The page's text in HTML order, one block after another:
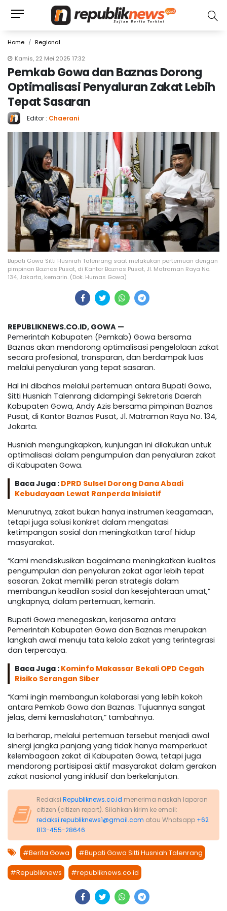
Home
Regional
Kamis, 22 Mei 2025 17:32
Pemkab Gowa dan Baznas Dorong
Optimalisasi Penyaluran Zakat Lebih
Tepat Sasaran
Editor : Chaerani
Bupati Gowa Sitti Husniah Talenrang saat melakukan pertemuan dengan
pimpinan Baznas Pusat, di Kantor Baznas Pusat, Jl. Matraman Raya No.
134, Jakarta, kemarin. (Dok. Humas Gowa)
REPUBLIKNEWS.CO.ID, GOWA —
Pemerintah Kabupaten (Pemkab) Gowa bersama
Baznas akan mendorong optimalisasi pengelolaan zakat
secara profesional, transparan, dan berdampak luas
melalui penyaluran yang tepat sasaran.
Hal ini dibahas melalui pertemuan antara Bupati Gowa,
Sitti Husniah Talenrang didampingi Sekretaris Daerah
Kabupaten Gowa, Andy Azis bersama pimpinan Baznas
Pusat, di Kantor Baznas Pusat, Jl. Matraman Raya No. 134,
Jakarta.
Husniah mengungkapkan, kunjungan ini dilakukan untuk
optimalisasi dalam pengumpulan dan penyaluran zakat
di Kabupaten Gowa.
Baca Juga : DPRD Sulsel Dorong Dana Abadi
Kebudayaan Lewat Ranperda Inisiatif
Menurutnya, zakat bukan hanya instrumen keagamaan,
tetapi juga solusi konkret dalam mengatasi
ketimpangan sosial dan meningkatkan taraf hidup
masyarakat.
“Kami mendiskusikan bagaimana meningkatkan kualitas
pengumpulan dan penyaluran zakat agar lebih tepat
sasaran. Zakat memiliki peran strategis dalam
membangun keadilan sosial dan kesejahteraan umat,”
ungkapnya, dalam pertemuan, kemarin.
Bupati Gowa menegaskan, kerjasama antara
Pemerintah Kabupaten Gowa dan Baznas merupakan
langkah awal menuju tata kelola zakat yang terintegrasi
dan terpercaya.
Baca Juga : Kominfo Makassar Bekali OPD Cegah
Risiko Serangan Siber
“Kami ingin membangun kolaborasi yang lebih kokoh
antara Pemkab Gowa dan Baznas. Tujuannya sangat
jelas, demi kemaslahatan,” tambahnya.
Ia berharap, melalui pertemuan tersebut menjadi awal
sinergi jangka panjang yang tidak hanya memperkuat
kelembagaan zakat di Kabupaten Gowa, tetapi juga
mendorong partisipasi aktif masyarakat dalam gerakan
zakat nasional yang inklusif dan berkelanjutan.
Redaksi Republiknews.co.id menerima naskah laporan
citizen (citizen report). Silahkan kirim ke email:
redaksi.republiknews1@gmail.com atau Whatsapp +62
813-455-28646
#Berita Gowa #Bupati Gowa Sitti Husniah Talenrang
#Republiknews #republiknews.co.id